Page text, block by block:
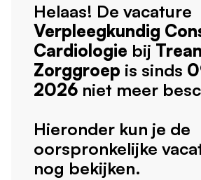
Helaas! De vacature
Verpleegkundig
Cardiologie bij
Zorggroep is sinds
2026 niet meer
Hieronder kun je de
oorspronkelijke
nog bekijken.